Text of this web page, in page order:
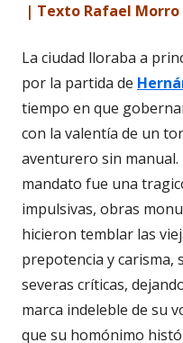
| Texto Rafael Morro
La ciudad lloraba a
por la partida de
tiempo en que
con la valentía de un
aventurero sin manual.
mandato fue una
impulsivas, obras
hicieron temblar las
prepotencia y carisma,
severas críticas,
marca indeleble de su
que su homónimo